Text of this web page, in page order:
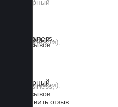
0 отзывов
0 отзывов
Оставить отзыв